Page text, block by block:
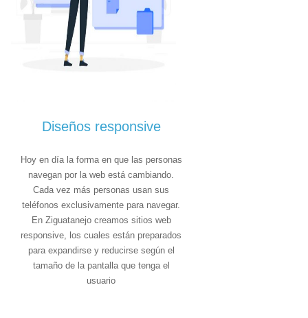
Diseños responsive
Hoy en día la forma en que las personas
navegan por la web está cambiando.
Cada vez más personas usan sus
teléfonos exclusivamente para navegar.
En Ziguatanejo creamos sitios web
responsive, los cuales están preparados
para expandirse y reducirse según el
tamaño de la pantalla que tenga el
usuario